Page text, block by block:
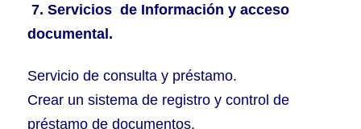
7. Servicios de Información y acceso
documental.
Servicio de consulta y préstamo.
Crear un sistema de registro y control de
préstamo de documentos.